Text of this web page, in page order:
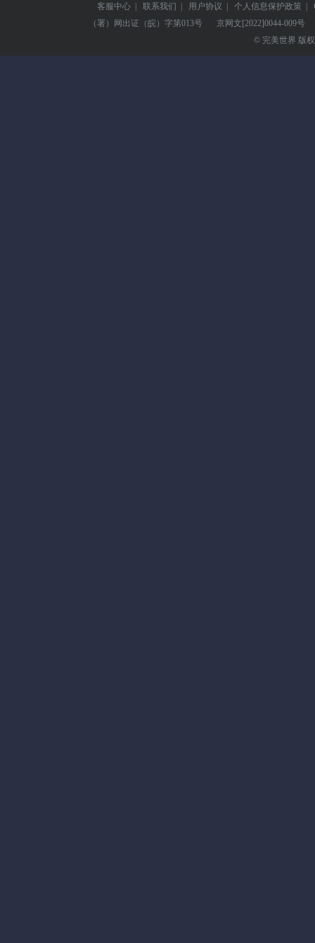
客服中心 | 联系我们 | 用户协议 | 个人信息保护政策 |
（署）网出证（皖）字第013号
京网文[2022]0044-009号
© 完美世界 版权